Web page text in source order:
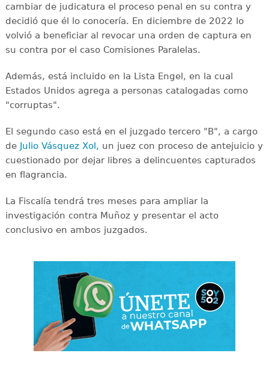
cambiar de judicatura el proceso penal en su contra y
decidió que él lo conocería. En diciembre de 2022 lo
volvió a beneficiar al revocar una orden de captura en
su contra por el caso Comisiones Paralelas.
Además, está incluido en la Lista Engel, en la cual
Estados Unidos agrega a personas catalogadas como
"corruptas".
El segundo caso está en el juzgado tercero "B", a cargo
de Julio Vásquez Xol, un juez con proceso de antejuicio y
cuestionado por dejar libres a delincuentes capturados
en flagrancia.
La Fiscalía tendrá tres meses para ampliar la
investigación contra Muñoz y presentar el acto
conclusivo en ambos juzgados.